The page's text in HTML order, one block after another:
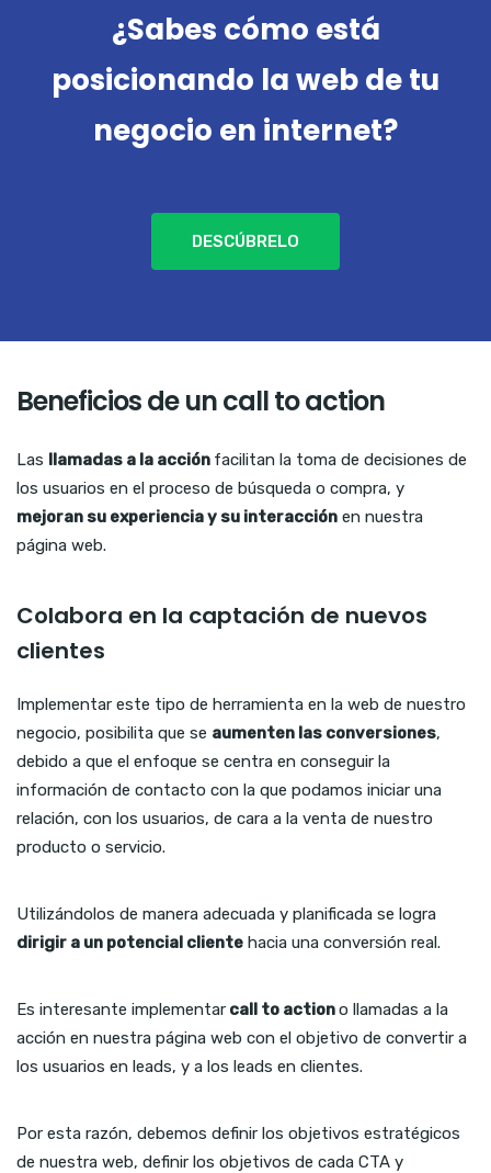
¿Sabes cómo está
posicionando la web de tu
negocio en internet?
DESCÚBRELO
Beneficios de un call to action
Las llamadas a la acción facilitan la toma de decisiones de
los usuarios en el proceso de búsqueda o compra, y
mejoran su experiencia y su interacción en nuestra
página web.
Colabora en la captación de nuevos
clientes
Implementar este tipo de herramienta en la web de nuestro
negocio, posibilita que se aumenten las conversiones,
debido a que el enfoque se centra en conseguir la
información de contacto con la que podamos iniciar una
relación, con los usuarios, de cara a la venta de nuestro
producto o servicio.
Utilizándolos de manera adecuada y planificada se logra
dirigir a un potencial cliente hacia una conversión real.
Es interesante implementar call to actiono llamadas a la
acción en nuestra página web con el objetivo de convertir a
los usuarios en leads, y a los leads en clientes.
Por esta razón, debemos definir los objetivos estratégicos
de nuestra web, definir los objetivos de cada CTA y